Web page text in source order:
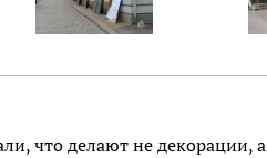
что делают не декорации, а